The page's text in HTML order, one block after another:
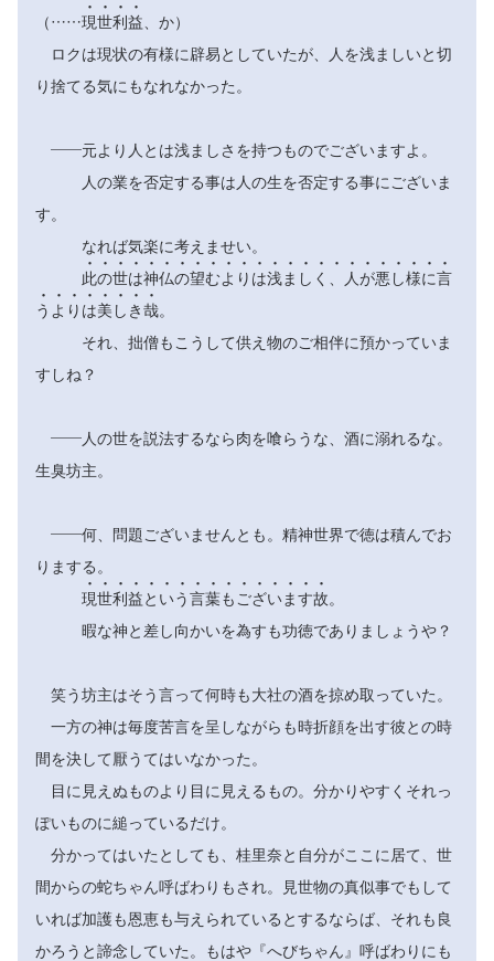
（……現

世

利

益

、か）
ロクは現状の有様に辟易としていたが、人を浅ましいと切
り捨てる気にもなれなかった。
――元より人とは浅ましさを持つものでございますよ。
人の業を否定する事は人の生を否定する事にございま
す。
なれば気楽に考えませい。
此

の

世

は

神

仏

の

望

む

よ

り

は

浅

ま

し

く
 
人

が

悪

し

様

に

言

う

よ

り

は

美

し

き

哉

。
それ、拙僧もこうして供え物のご相伴に預かっていま
すしね？
――人の世を説法するなら肉を喰らうな、酒に溺れるな。
生臭坊主。
――何、問題ございませんとも。精神世界で徳は積んでお
りまする。
現

世

利

益

と

い

う

言

葉

も

ご

ざ

い

ま

す

故

。
暇な神と差し向かいを為すも功徳でありましょうや？
笑う坊主はそう言って何時も大社の酒を掠め取っていた。
一方の神は毎度苦言を呈しながらも時折顔を出す彼との時
間を決して厭うてはいなかった。
目に見えぬものより目に見えるもの。分かりやすくそれっ
ぽいものに縋っているだけ。
分かってはいたとしても、桂里奈と自分がここに居て、世
間からの蛇ちゃん呼ばわりもされ。見世物の真似事でもして
いれば加護も恩恵も与えられているとするならば、それも良
かろうと諦念していた。もはや『へびちゃん』呼ばわりにも